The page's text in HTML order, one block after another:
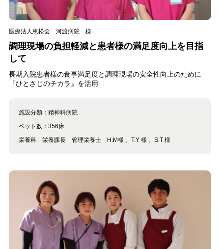
医療法人恵松会 河渡病院 様
調理現場の負担軽減と患者様の満足度向上を目指
して
長期入院患者様の食事満足度と調理現場の安全性向上のために
『ひとさじのチカラ』を活用
施設分類： 精神科病院
ベット数： 356床
栄養科 栄養課長 管理栄養士 H.M様 、T.Y 様 、S.T 様